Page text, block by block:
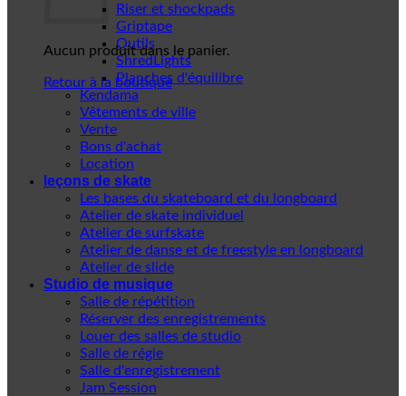
Aucun produit dans le panier.
Retour à la boutique
Riser et shockpads
Griptape
Outils
ShredLights
Planches d'équilibre
Kendama
Vêtements de ville
Vente
Bons d'achat
Location
leçons de skate
Les bases du skateboard et du longboard
Atelier de skate individuel
Atelier de surfskate
Atelier de danse et de freestyle en longboard
Atelier de slide
Studio de musique
Salle de répétition
Réserver des enregistrements
Louer des salles de studio
Salle de régie
Salle d'enregistrement
Jam Session